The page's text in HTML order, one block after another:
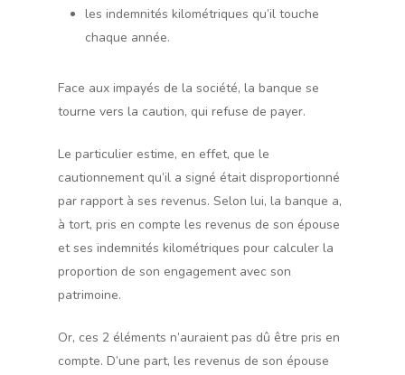
les indemnités kilométriques qu’il touche
chaque année.
Face aux impayés de la société, la banque se
tourne vers la caution, qui refuse de payer.
Le particulier estime, en effet, que le
cautionnement qu’il a signé était disproportionné
par rapport à ses revenus. Selon lui, la banque a,
à tort, pris en compte les revenus de son épouse
et ses indemnités kilométriques pour calculer la
proportion de son engagement avec son
patrimoine.
Or, ces 2 éléments n’auraient pas dû être pris en
compte. D’une part, les revenus de son épouse